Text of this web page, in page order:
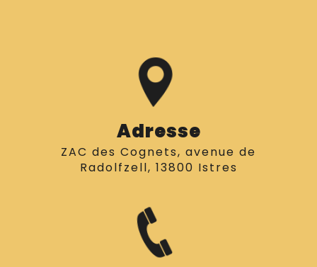
Adresse
ZAC des Cognets, avenue de
Radolfzell, 13800 Istres